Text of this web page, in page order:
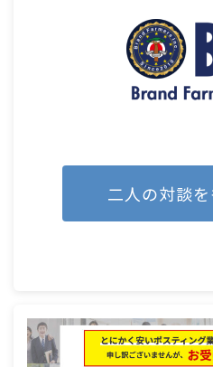
二人の対談